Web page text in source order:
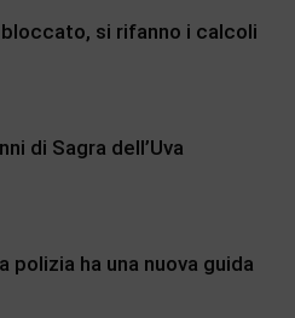
si rifanno i calcoli
di Sagra dell’Uva
polizia ha una nuova guida